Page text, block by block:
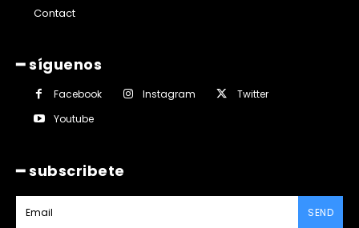
Contact
━ síguenos
Facebook Instagram
Twitter
Youtube
━ subscribete
SEND